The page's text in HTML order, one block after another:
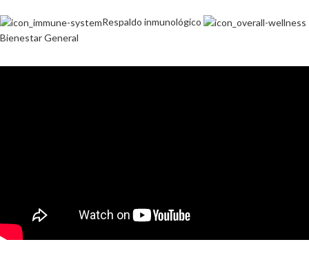
Respaldo inmunológico
Bienestar General